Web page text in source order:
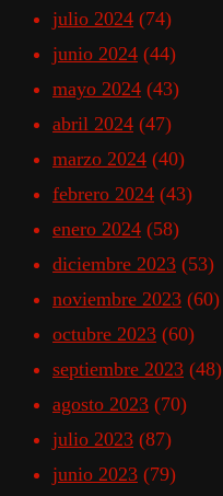
julio 2024 (74)
junio 2024 (44)
mayo 2024 (43)
abril 2024 (47)
marzo 2024 (40)
febrero 2024 (43)
enero 2024 (58)
diciembre 2023 (53)
noviembre 2023 (60)
octubre 2023 (60)
septiembre 2023 (48)
agosto 2023 (70)
julio 2023 (87)
junio 2023 (79)